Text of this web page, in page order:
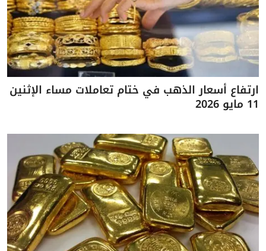
ارتفاع أسعار الذهب في ختام تعاملات مساء الإثنين
11 مايو 2026